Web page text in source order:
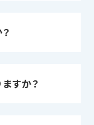
すか？